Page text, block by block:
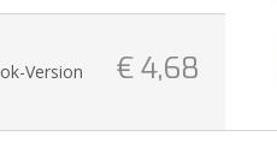
Version € 4,68